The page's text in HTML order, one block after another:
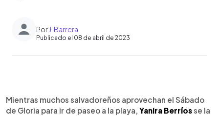
Por J. Barrera
Publicado el 08 de abril de 2023
Escuchar artículo
Mientras muchos salvadoreños aprovechan el Sábado
de Gloria para ir de paseo a la playa, Yanira Berríosse la